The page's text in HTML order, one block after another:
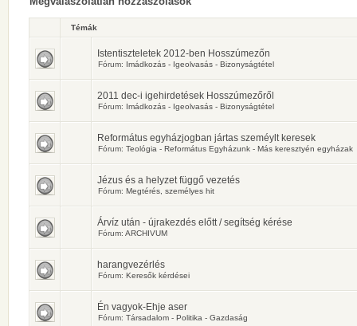
Témák
Istentiszteletek 2012-ben Hosszúmezőn
Fórum: Imádkozás - Igeolvasás - Bizonyságtétel
2011 dec-i igehirdetések Hosszúmezőről
Fórum: Imádkozás - Igeolvasás - Bizonyságtétel
Református egyházjogban jártas szeméylt keresek
Fórum: Teológia - Református Egyházunk - Más keresztyén egyházak
Jézus és a helyzet függő vezetés
Fórum: Megtérés, személyes hit
Árvíz után - újrakezdés előtt / segítség kérése
Fórum: ARCHIVUM
harangvezérlés
Fórum: Keresők kérdései
Én vagyok-Ehje aser
Fórum: Társadalom - Politika - Gazdaság